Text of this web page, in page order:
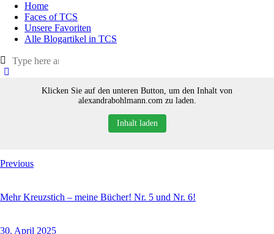
Home
Faces of TCS
Unsere Favoriten
Alle Blogartikel in TCS
Klicken Sie auf den unteren Button, um den Inhalt von
alexandrabohlmann.com zu laden.
Inhalt laden
Previous
Mehr Kreuzstich – meine Bücher! Nr. 5 und Nr. 6!
30. April 2025